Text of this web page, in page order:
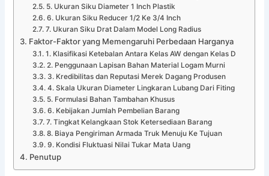
5. Ukuran Siku Diameter 1 Inch Plastik
6. Ukuran Siku Reducer 1/2 Ke 3/4 Inch
7. Ukuran Siku Drat Dalam Model Long Radius
Faktor-Faktor yang Memengaruhi Perbedaan Harganya
1. Klasifikasi Ketebalan Antara Kelas AW dengan Kelas D
2. Penggunaan Lapisan Bahan Material Logam Murni
3. Kredibilitas dan Reputasi Merek Dagang Produsen
4. Skala Ukuran Diameter Lingkaran Lubang Dari Fiting
5. Formulasi Bahan Tambahan Khusus
6. Kebijakan Jumlah Pembelian Barang
7. Tingkat Kelangkaan Stok Ketersediaan Barang
8. Biaya Pengiriman Armada Truk Menuju Ke Tujuan
9. Kondisi Fluktuasi Nilai Tukar Mata Uang
Penutup